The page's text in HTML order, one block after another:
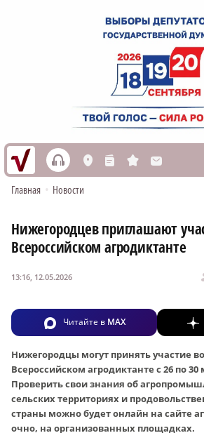
h L n s M
Главная • Новости
Нижегородцев приглашают
Всероссийском агродиктанте
13:16, 12.05.2026
Читайте в MAX
Нижегородцы могут принять участие
Всероссийском агродиктанте с 26 по 30
Проверить свои знания об
сельских территориях и
страны можно будет онлайн на сайте
очно, на организованных площадках.